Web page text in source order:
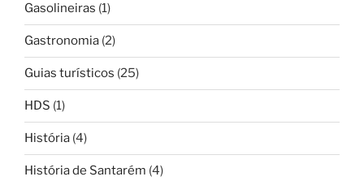
Gasolineiras (1)
Gastronomia (2)
Guias turísticos (25)
HDS (1)
História (4)
História de Santarém (4)